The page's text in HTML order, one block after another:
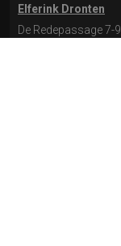
Elferink Dronten
De Redepassage 7-9